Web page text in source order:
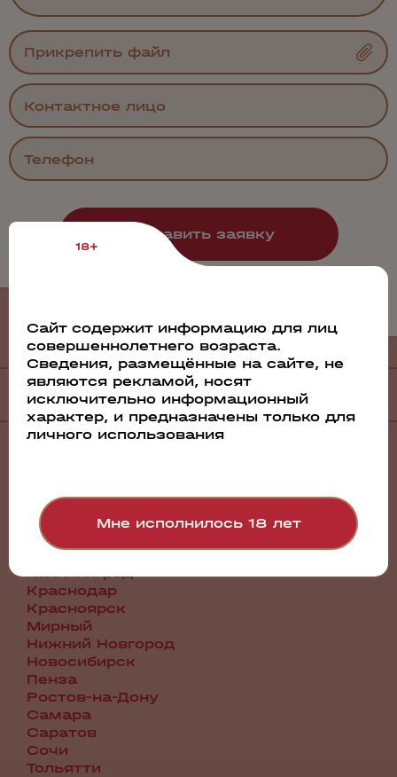
Прикрепить файл
и дистрибьюторы
Филиалы
Волгоград
Воронеж
Екатеринбург
Иркутск
Калининград
Краснодар
Красноярск
Мирный
Нижний Новгород
Новосибирск
Пенза
Ростов-на-Дону
Самара
Саратов
Сочи
Тольятти
18+
Сайт содержит информацию для лиц
совершеннолетнего возраста.
Сведения, размещённые на сайте, не
являются рекламой, носят
исключительно информационный
характер, и предназначены только для
личного использования
Мне исполнилось 18 лет